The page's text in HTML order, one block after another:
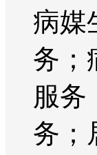
病媒
务；
服务
务；